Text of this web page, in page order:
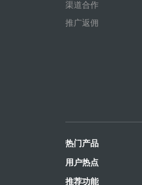
渠道合作
推广返佣
热门产品
用户热点
推荐功能